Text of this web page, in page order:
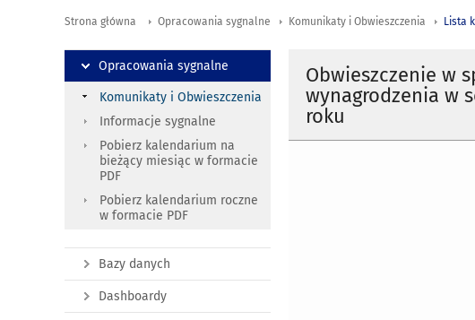
Strona główna Opracowania sygnalne Komunikaty i Obwieszczenia Lista
Obwieszczenie w
wynagrodzenia w
roku
Opracowania sygnalne
Komunikaty i Obwieszczenia
Informacje sygnalne
Pobierz kalendarium na
bieżący miesiąc w formacie
PDF
Pobierz kalendarium roczne
w formacie PDF
Bazy danych
Dashboardy